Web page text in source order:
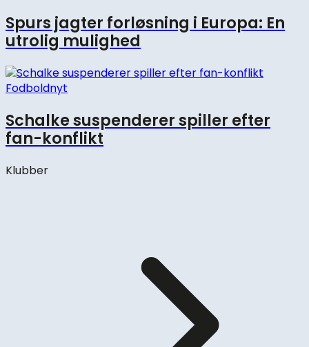
Spurs jagter forløsning i Europa: En
utrolig mulighed
Fodboldnyt
Schalke suspenderer spiller efter
fan-konflikt
Klubber